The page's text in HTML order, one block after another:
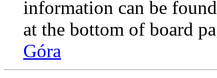
information can be
at the bottom of board
Góra